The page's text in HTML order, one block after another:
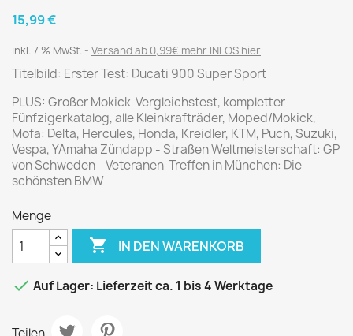
15,99 €
inkl. 7 % MwSt. Versand ab 0,99€ mehr INFOS hier
Titelbild: Erster Test: Ducati 900 Super Sport
PLUS: Großer Mokick-Vergleichstest, kompletter
Fünfzigerkatalog, alle Kleinkrafträder, Moped/Mokick,
Mofa: Delta, Hercules, Honda, Kreidler, KTM, Puch, Suzuki,
Vespa, YAmaha Zündapp - Straßen Weltmeisterschaft: GP
von Schweden - Veteranen-Treffen in München: Die
schönsten BMW
Menge
 IN DEN WARENKORB
 Auf Lager: Lieferzeit ca. 1 bis 4 Werktage